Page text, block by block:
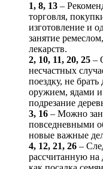
1, 8, 13 –
торговля,
изготовление и
занятие
лекарств.
2, 10, 11, 20, 25 –
несчастных
поездку, не
оружием, ядами
подрезание
3, 16 – Можно
повседневными
новые важные
4, 12, 21, 26 –
рассчитанную на